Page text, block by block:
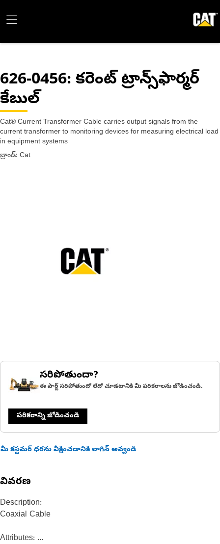
626-0456: కరెంట్ ట్రాన్స్‌ఫార్మర్
కేబుల్
Cat® Current Transformer Cable carries output signals from the
current transformer to monitoring devices for measuring electrical load
in equipment systems
బ్రాండ్: Cat
సరిపోతుందా?
ఈ పార్ట్ సరిపోతుందో లేదో చూడటానికి మీ పరికరాలను జోడించండి.
పరికరాన్ని జోడించండి
మీ కస్టమర్ ధరను వీక్షించడానికి లాగిన్ అవ్వండి
వివరణ
Description:
Coaxial Cable
Attributes: